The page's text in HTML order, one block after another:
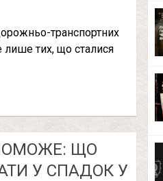
транспортних
лише тих, що сталися
ЩО
У СПАДОК У